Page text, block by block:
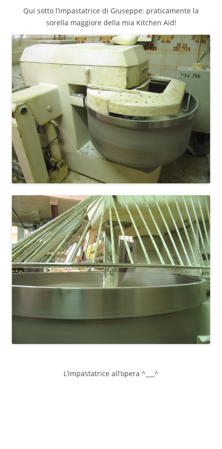
Qui sotto l’impastatrice di Giuseppe: praticamente la
sorella maggiore della mia Kitchen Aid!
L’impastatrice all’opera ^___^